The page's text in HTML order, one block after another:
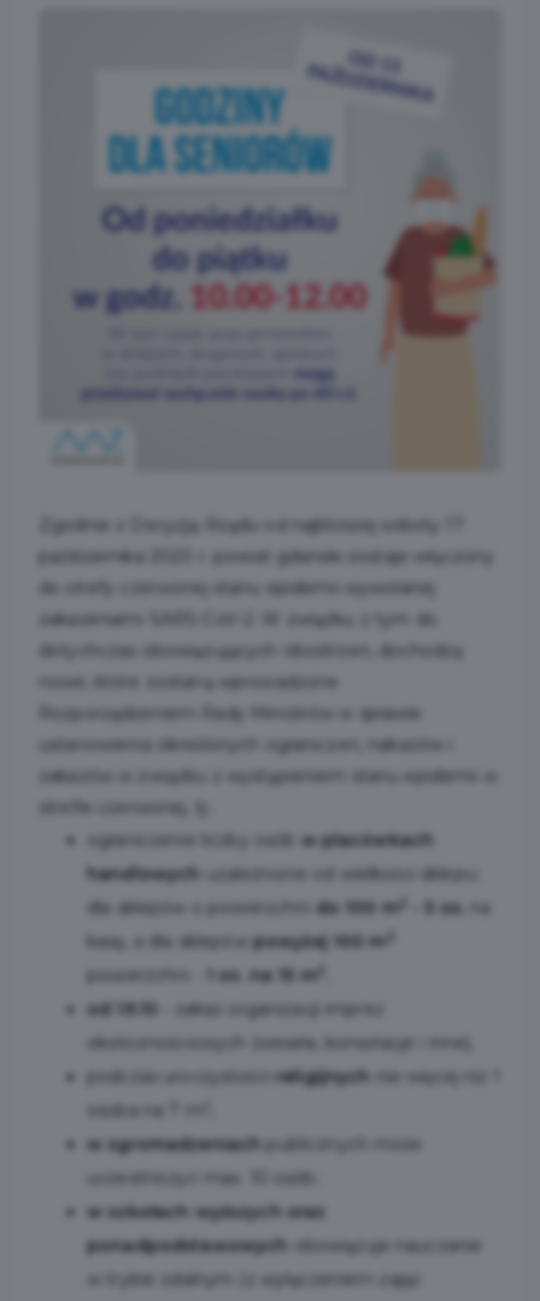
Zgodnie z Decyzją Rządu od najbliższej soboty 17
października 2020 r. powiat gdański zostaje włączony
do strefy czerwonej stanu epidemii wywołanej
zakażeniami SARS-CoV-2. W związku z tym do
dotychczas obowiązujących obostrzeń, dochodzą
nowe, które zostaną wprowadzone
Rozporządzeniem Rady Ministrów w sprawie
ustanowienia określonych ograniczeń, nakazów i
zakazów w związku z wystąpieniem stanu epidemii w
strefie czerwonej, tj.:
ograniczenie liczby osób w placówkach
handlowych
uzależnione od wielkości sklepu:
dla sklepów o powierzchni
do 100 m2 - 5 os.
na
kasę, a dla sklepów powyżej 100 m
powierzchni - 1 os. na 15 m2
od 19.10
- zakaz organizacji imprez
okolicznościowych (wesela, konsolacje i inne),
podczas uroczystości
religijnych
nie więcej niż 1
osoba na 7 m
w zgromadzeniach
uczestniczyć max. 10 osób;
w szkołach wyższych oraz
ponadpodstawowych
obowiązuje nauczanie
w trybie zdalnym (z wyłączeniem zajęć